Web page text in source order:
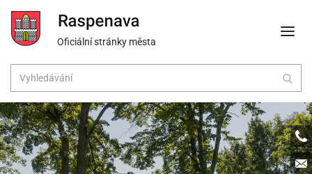
Oficiální stránky města